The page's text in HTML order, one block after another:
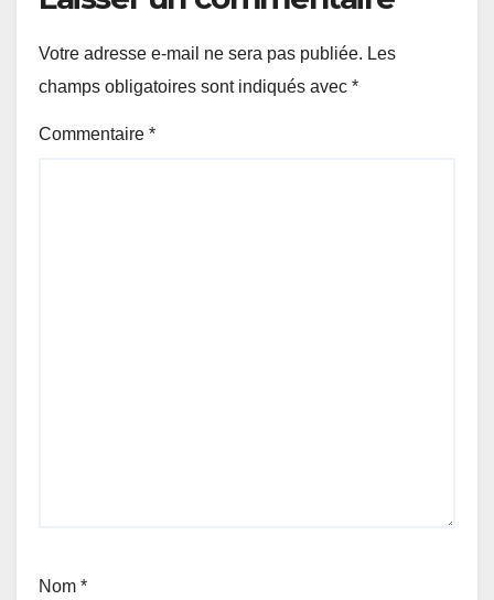
Votre adresse e-mail ne sera pas publiée. Les
champs obligatoires sont indiqués avec *
Commentaire *
Nom *